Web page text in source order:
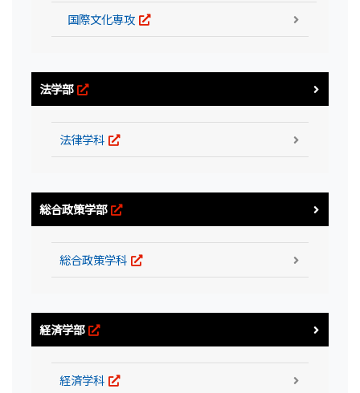
国際文化専攻
法学部
法律学科
総合政策学部
総合政策学科
経済学部
経済学科